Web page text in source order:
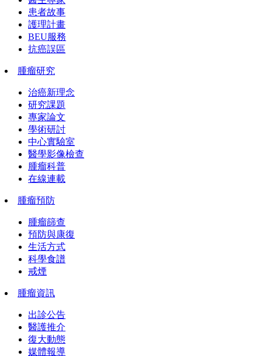
患者故事
護理計畫
BEU服務
抗癌誤區
腫瘤研究
治癌新理念
研究課題
專家論文
學術研討
中心實驗室
醫學影像檢查
腫瘤科普
在線連載
腫瘤預防
腫瘤篩查
預防與康復
生活方式
科學食譜
戒煙
腫瘤資訊
出診公告
醫護推介
復大動態
媒體報導